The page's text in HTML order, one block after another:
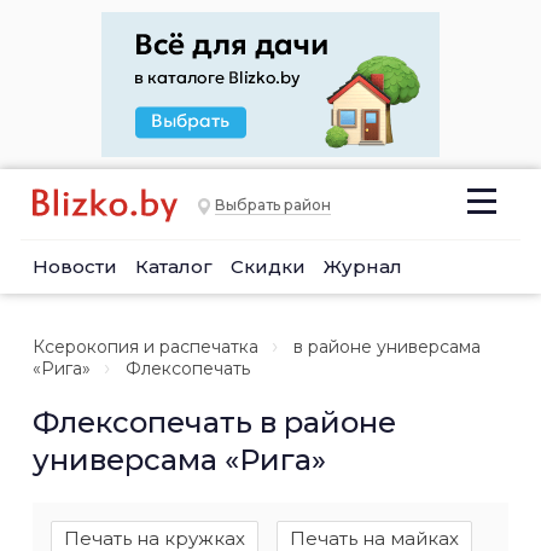
Выбрать район
Новости Каталог Скидки Журнал
Ксерокопия и распечатка
в районе универсама
«Рига»
Флексопечать
Флексопечать в районе
универсама «Рига»
Печать на кружках Печать на майках